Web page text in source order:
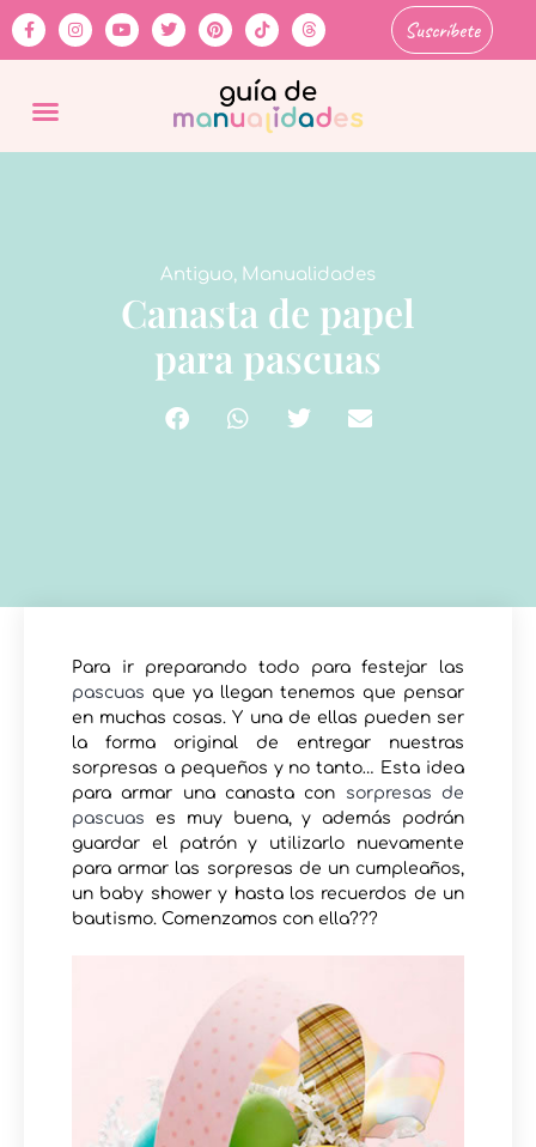
Suscríbete
Antiguo, Manualidades
Canasta de papel
para pascuas
Para ir preparando todo para festejar las
pascuas que ya llegan tenemos que pensar
en muchas cosas. Y una de ellas pueden ser
la forma original de entregar nuestras
sorpresas a pequeños y no tanto… Esta idea
para armar una canasta con sorpresas de
pascuas es muy buena, y además podrán
guardar el patrón y utilizarlo nuevamente
para armar las sorpresas de un cumpleaños,
un baby shower y hasta los recuerdos de un
bautismo. Comenzamos con ella???